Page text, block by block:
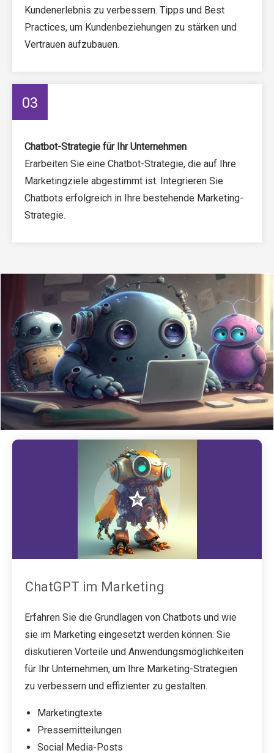
Kundenerlebnis zu verbessern. Tipps und Best
Practices, um Kundenbeziehungen zu stärken und
Vertrauen aufzubauen.
03
Chatbot-Strategie für Ihr Unternehmen
Erarbeiten Sie eine Chatbot-Strategie, die auf Ihre
Marketingziele abgestimmt ist. Integrieren Sie
Chatbots erfolgreich in Ihre bestehende Marketing-
Strategie.
ChatGPT im Marketing
Erfahren Sie die Grundlagen von Chatbots und wie
sie im Marketing eingesetzt werden können. Sie
diskutieren Vorteile und Anwendungsmöglichkeiten
für Ihr Unternehmen, um Ihre Marketing-Strategien
zu verbessern und effizienter zu gestalten.
Marketingtexte
Pressemitteilungen
Social Media-Posts